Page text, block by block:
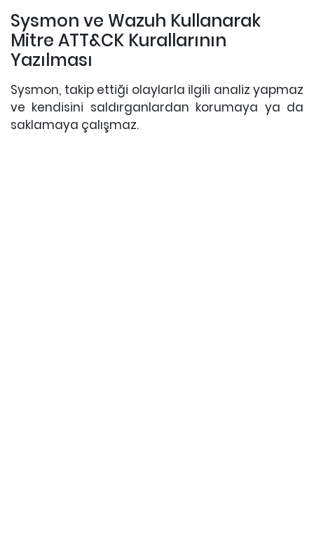
Sysmon ve Wazuh Kullanarak
Mitre ATT&CK Kurallarının
Yazılması
Sysmon, takip ettiği olaylarla ilgili analiz yapmaz
ve kendisini saldırganlardan korumaya ya da
saklamaya çalışmaz.